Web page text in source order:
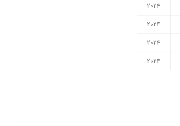
2024
2024
2024
2024